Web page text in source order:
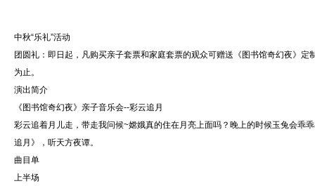
中秋“乐礼”活动
团圆礼：即日起，凡购买亲子套票和家庭套票的观众可赠送《图书馆奇幻夜》
为止。
演出简介
《图书馆奇幻夜》亲子音乐会--彩云追月
彩云追着月儿走，带走我问候~嫦娥真的住在月亮上面吗？晚上的时候玉兔会乖
追月》，听天方夜谭。
曲目单
上半场